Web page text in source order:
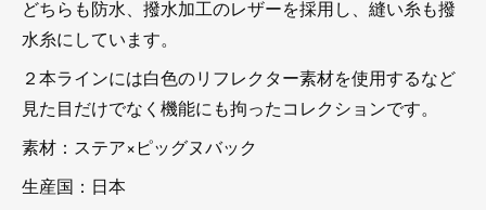
どちらも防水、撥水加工のレザーを採用し、縫い糸も撥
水糸にしています。
２本ラインには白色のリフレクター素材を使用するなど
見た目だけでなく機能にも拘ったコレクションです。
素材：ステア×ピッグヌバック
生産国：日本